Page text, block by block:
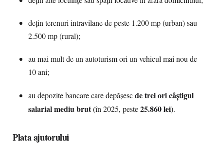
dețin terenuri intravilane de peste 1.200 mp (urban) sau
2.500 mp (rural);
au mai mult de un autoturism ori un vehicul mai nou de
10 ani;
au depozite bancare care depășescde trei ori câștigul
salarial mediu brut(în 2025, peste25.860 lei).
Plata ajutorului